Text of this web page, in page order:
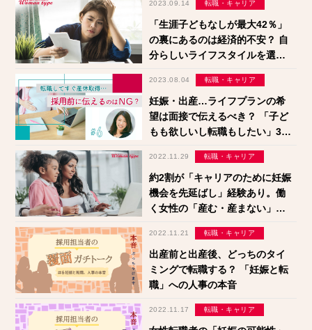
2023.09.14 転職・キャリア
「生涯子どもなしが最大42％」
の裏にあるのは経済的不安？ 自
分らしいライフスタイルを選択
2023.08.04 転職・キャリア
妊娠・出産…ライフプランの希
望は面接で伝えるべき？ 「子ど
もも欲しいし転職もしたい」30
2022.11.29 転職・キャリア
約2割が「キャリアのために妊娠
機会を先延ばし」経験あり。働
く女性の「産む・産まない」
ート】
2022.11.21 転職・キャリア
出産前と出産後、どっちのタイ
ミングで転職する？ 「妊娠と転
職」への人事の本音
2022.11.17 転職・キャリア